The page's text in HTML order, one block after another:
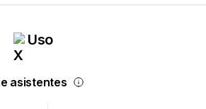
Uso
asistentes